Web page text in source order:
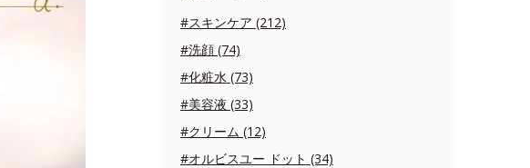
#スキンケア (212)
#洗顔 (74)
#化粧水 (73)
#美容液 (33)
#クリーム (12)
#オルビスユー ドット (34)